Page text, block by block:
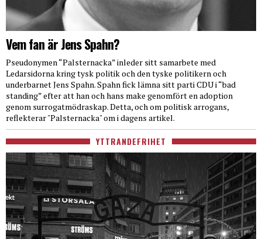
Vem fan är Jens Spahn?
Pseudonymen “Palsternacka” inleder sitt samarbete med
Ledarsidorna kring tysk politik och den tyske politikern och
underbarnet Jens Spahn. Spahn fick lämna sitt parti CDU i “bad
standing” efter att han och hans make genomfört en adoption
genom surrogatmödraskap. Detta, och om politisk arrogans,
reflekterar "Palsternacka" om i dagens artikel.
YTTRANDEFRIHET